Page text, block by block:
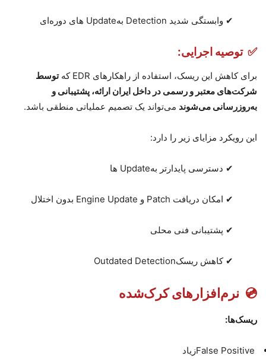
✔ وابستگی شدید Detection بهUpdate های دوره‌ای
✅ توصیه اجرایی:
برای کاهش این ریسک، استفاده از راهکارهای EDRکهتوسط
شرکت‌های معتبر و رسمی در داخل ایران ارائه، پشتیبانی و
به‌روزرسانی می‌شوند می‌تواند یک تصمیم عملیاتی منطقی باشد.
این رویکرد مزایای زیر را دارد:
✔ دسترسی پایدارتر بهUpdate ها
✔ امکان دریافت Patch و Engine Update بدون اختلال
✔ پشتیبانی فنی محلی
✔کاهش ریسکOutdated Detection
💿 نرم‌افزارهای کرک‌شده
ریسک‌ها:
False Positiveزیاد